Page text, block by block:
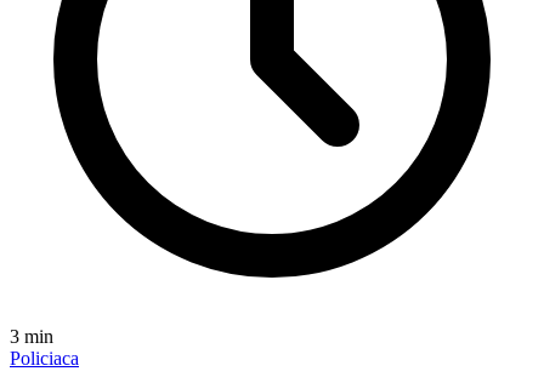
3 min
Policiaca